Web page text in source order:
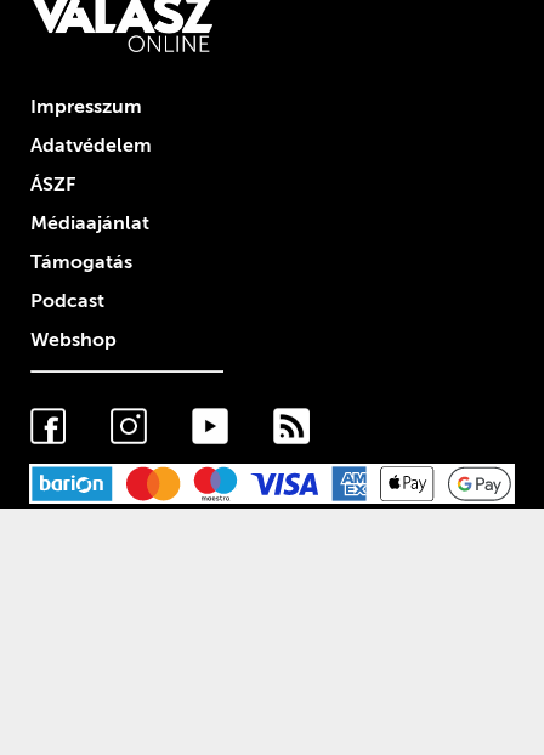
Impresszum
Adatvédelem
ÁSZF
Médiaajánlat
Támogatás
Podcast
Webshop